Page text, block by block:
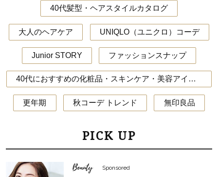
40代髪型・ヘアスタイルカタログ
大人のヘアケア UNIQLO（ユニクロ）コーデ
Junior STORY ファッションスナップ
40代におすすめの化粧品・スキンケア・美容アイテム
更年期 秋コーデ トレンド 無印良品
PICK UP
Beauty Sponsored